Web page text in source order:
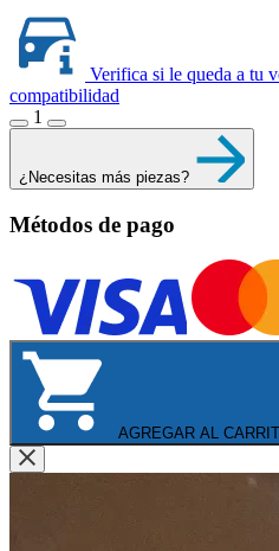
Verifica si le queda a tu
compatibilidad
1
¿Necesitas más piezas?
Métodos de pago
AGREGAR AL